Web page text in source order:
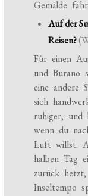
Gemälde
Auf der
Reisen?
Für einen
und Burano
eine andere
sich
ruhiger, und
wenn du
Luft willst.
halben Tag
zurück
Inseltempo